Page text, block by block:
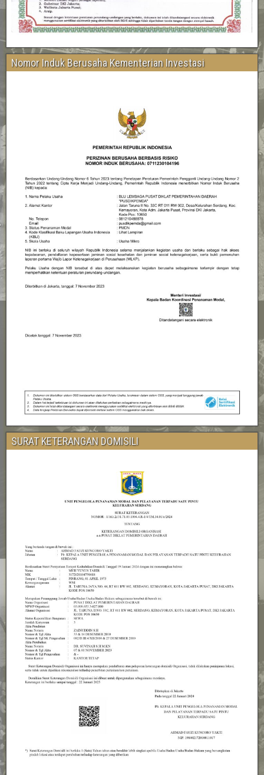
Nomor Induk Berusaha Kementerian Investasi
SURAT KETERANGAN DOMISILI